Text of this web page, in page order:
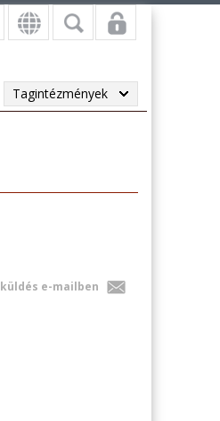
Tagintézmények
küldés e-mailben